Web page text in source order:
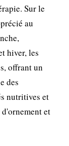
Sur le
au
hiver, les
offrant un
des
nutritives et
et